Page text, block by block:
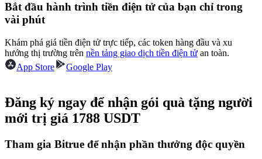
Trở thành Nhà giao dịch Sao chép
Tận hưởng chia sẻ lợi nhuận và hoa hồng giao dịch sao chép
Bắt đầu hành trình tiền điện tử của bạn chỉ trong
vài phút
Khám phá giá tiền điện tử trực tiếp, các token hàng đầu và xu
hướng thị trường trên nền tảng giao dịch tiền điện tử an toàn.
App Store
Google Play
Đăng ký ngay để nhận gói quà tặng người
mới trị giá 1788 USDT
Tham gia Bitrue để nhận phần thưởng độc quyền